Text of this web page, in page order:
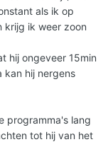
als ik op
krijg ik weer zoon
hij ongeveer 15min
kan hij nergens
programma's lang
tot hij van het